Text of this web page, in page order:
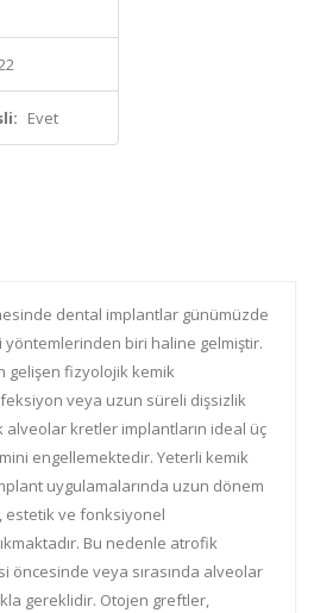
Evet
dental implantlar günümüzde
yöntemlerinden biri haline gelmiştir.
gelişen fizyolojik kemik
veya uzun süreli dişsizlik
kretler implantların ideal üç
engellemektedir. Yeterli kemik
uygulamalarında uzun dönem
estetik ve fonksiyonel
Bu nedenle atrofik
öncesinde veya sırasında alveolar
gereklidir. Otojen greftler,